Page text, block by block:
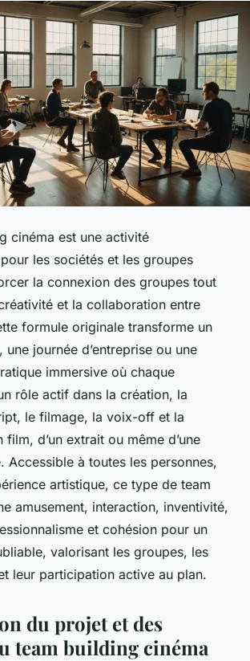
cinéma est une activité
les sociétés et les groupes
la connexion des groupes tout
et la collaboration entre
formule originale transforme un
journée d’entreprise ou une
immersive où chaque
rôle actif dans la création, la
le filmage, la voix-off et la
film, d’un extrait ou même d’une
Accessible à toutes les personnes,
artistique, ce type de team
amusement, interaction, inventivité,
et cohésion pour un
valorisant les groupes, les
leur participation active au plan.
du projet et des
team building cinéma